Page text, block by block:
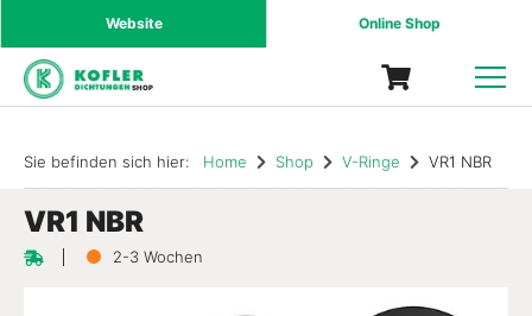
Website Online Shop
SHOP
Sie befinden sich hier: Home Shop V-Ringe VR1 NBR
VR1 NBR
2-3 Wochen